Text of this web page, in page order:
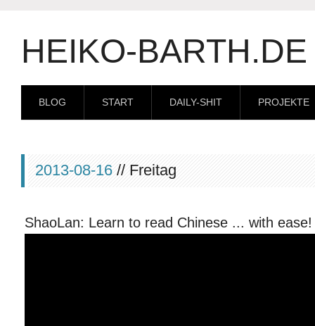
HEIKO-BARTH.DE
BLOG START DAILY-SHIT PROJEKTE
2013-08-16 // Freitag
ShaoLan: Learn to read Chinese ... with ease!